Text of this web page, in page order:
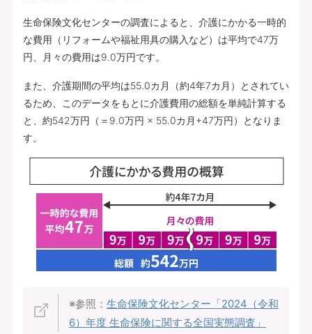
生命保険文化センターの調査によると、介護にかかる一時的
な費用（リフォームや福祉用具の購入など）は平均で47万
円、月々の費用は9.0万円です。
また、介護期間の平均は55.0カ月（約4年7カ月）とされてい
るため、このデータをもとに介護費用の総額を単純計算する
と、約542万円（＝9.0万円 × 55.0カ月+47万円）となりま
す。
※参照： 生命保険文化センター「2024（令和
6）年度 生命保険に関する全国実態調査」